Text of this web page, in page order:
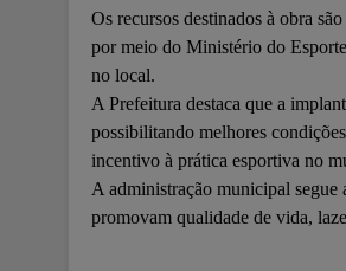
Os recursos destinados à obra
por meio do Ministério do
no local.
A Prefeitura destaca que a
possibilitando melhores
incentivo à prática esportiva no
A administração municipal segue
promovam qualidade de vida,